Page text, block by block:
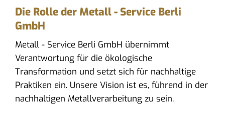
Die Rolle der Metall - Service Berli
GmbH
Metall - Service Berli GmbH übernimmt
Verantwortung für die ökologische
Transformation und setzt sich für nachhaltige
Praktiken ein. Unsere Vision ist es, führend in der
nachhaltigen Metallverarbeitung zu sein.